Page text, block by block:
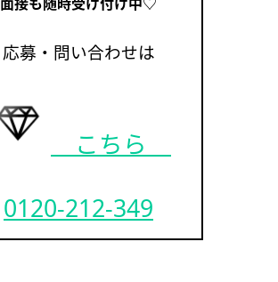
応募・問い合わせは
こちら
0120-212-349